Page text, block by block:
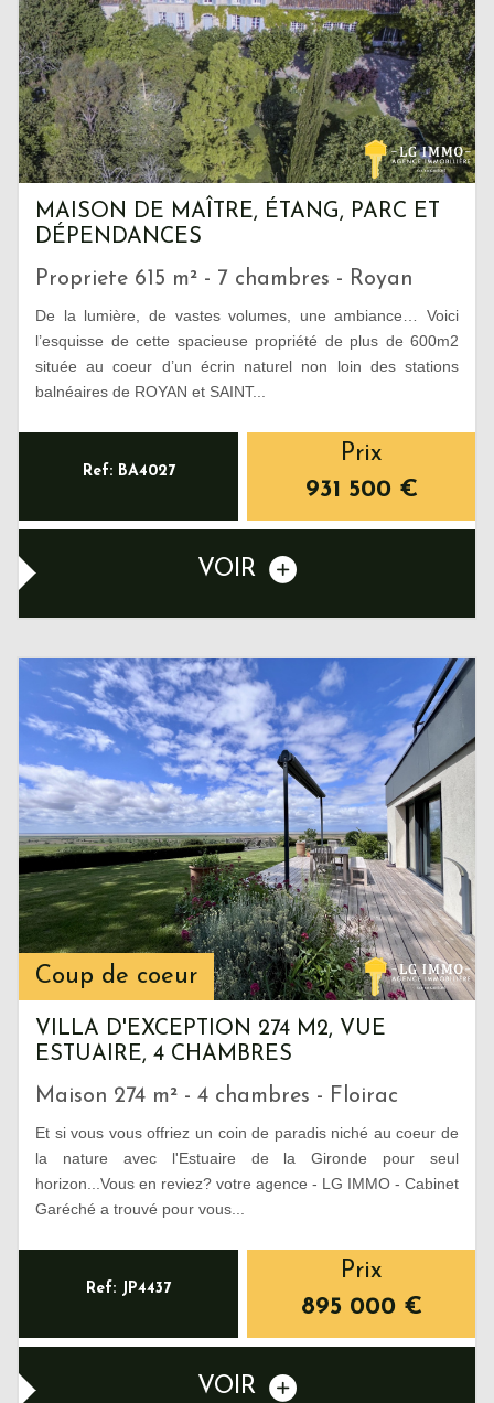
MAISON DE MAÎTRE, ÉTANG, PARC ET
DÉPENDANCES
Propriete 615 m² - 7 chambres - Royan
De la lumière, de vastes volumes, une ambiance… Voici
l’esquisse de cette spacieuse propriété de plus de 600m2
située au coeur d’un écrin naturel non loin des stations
balnéaires de ROYAN et SAINT...
Ref: BA4027
Prix
931 500 €
VOIR
Coup de coeur
VILLA D'EXCEPTION 274 M2, VUE
ESTUAIRE, 4 CHAMBRES
Maison 274 m² - 4 chambres - Floirac
Et si vous vous offriez un coin de paradis niché au coeur de
la nature avec l'Estuaire de la Gironde pour seul
horizon...Vous en reviez? votre agence - LG IMMO - Cabinet
Garéché a trouvé pour vous...
Ref: JP4437
Prix
895 000 €
VOIR